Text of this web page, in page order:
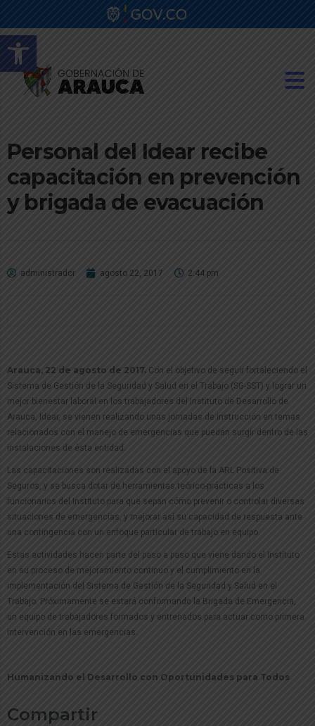
Abrir barra de herramientas
Personal del Idear recibe
capacitación en prevención
y brigada de evacuación
administrador agosto 22, 2017 2:44 pm
Arauca, 22 de agosto de 2017. Con el objetivo de seguir fortaleciendo el
Sistema de Gestión de la Seguridad y Salud en el Trabajo (SG-SST) y lograr un
mejor bienestar laboral en los trabajadores del Instituto de Desarrollo de
Arauca, Idear, se vienen realizando unas jornadas de instrucción en temas
relacionados con el manejo de emergencias que puedan surgir dentro de las
instalaciones de ésta entidad.
Las capacitaciones son realizadas c​​on el apoyo de la ARL Positiva de
Seguros, y se busca dotar de herramientas teórico-prácticas a los
funcionarios del Instituto para que sepan cómo prevenir o controlar diversas
situaciones de emergencias, y mejorar así su capacidad de respuesta ante
una contingencia con un enfoque particular de trabajo en equipo.
Estas actividades hacen parte del paso a paso que viene dando el Instituto
en su proceso de mejoramiento continuo y el cumplimiento en la
implementación del Sistema de Gestión de la Seguridad y Salud en el
Trabajo. Próximamente se estará conformando la Brigada de Emergencia,
un equipo de trabajadores formados y entrenados para actuar como primera
intervención en las emergencias.
Humanizando el Desarrollo con Oportunidades para Todos
Compartir